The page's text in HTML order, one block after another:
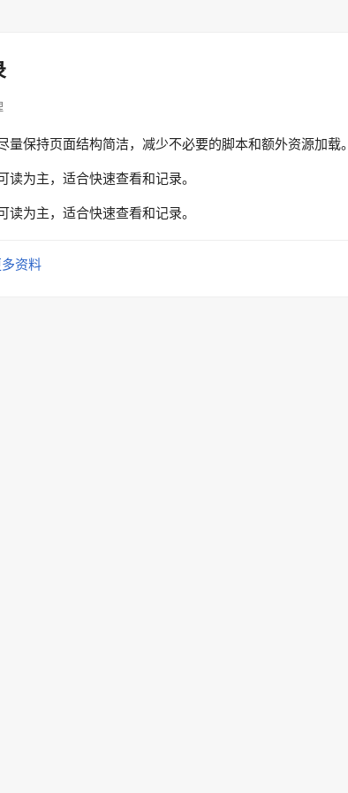
量保持页面结构简洁，减少不必要的脚本和额外资源加载。
读为主，适合快速查看和记录。
读为主，适合快速查看和记录。
资料